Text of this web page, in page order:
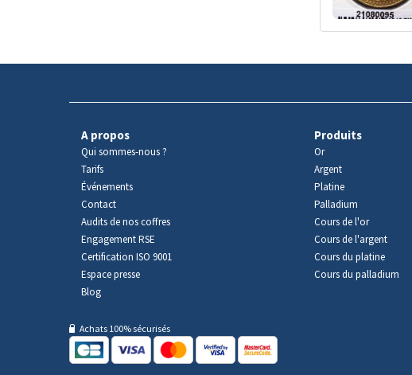
A propos
Qui sommes-nous ?
Tarifs
Événements
Contact
Audits de nos coffres
Engagement RSE
Certification ISO 9001
Espace presse
Blog
Produits
Or
Argent
Platine
Palladium
Cours de l'or
Cours de l'argent
Cours du platine
Cours du palladium
Achats 100% sécurisés